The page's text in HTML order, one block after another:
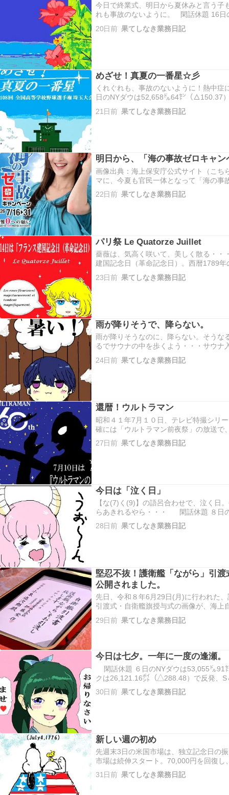
今日で終業式、明日から夏休みと言う子
れも事故のないように。 閑話休題 16日
(▲105.67）、ナスダックは25,881.94
7,533.77(▲38.63）で、三指標揃って…
20日前 果てしなき業務日記
めざせ！真夏の一番星☆彡
くれぐれも、事故のないように！熱中
日のNYダウは52,658㌦64㌣（△150.37
（△162.21）、S＆P500は7,572.40（
日の日本市場は大きく下落…
21日前 果てしなき業務日記
明日から、「海の事故ゼロキャ
画像出典：海上保安庁公式サイト（こち
マに、今夏も官民一体となって「海の事
16日より31日まで実施されます。（１
コミュニケーションの促進衝突事故を防
22日前 果てしなき業務日記
パリ祭 Le Quatorze Juillet
薔薇は、気高く咲いて、美しく散る・
建国記念日（革命記念日）。西暦1789
事件が発生。フランス革命の口火を切
て知られる。パリサイ派ではない。 閑
23日前 果てしなき業務日記
雨が降りそうで、降らない。
雨が降りそうなのに、降らない。そうな
るでサウナの中を歩くよう・・・サウナ
ホホホ。 閑話休題 先週末１０日の
で続伸、ナスダックは26,281.60㌽（
24日前 果てしなき業務日記
還暦！ウルトラマン
昭和４１年7月１０日、テレビ特撮シリ
確には「ウルトラマン前夜祭」の放送で
翌週７月１７日に放映された。本来は
最終回「開けてくれ」が放送される予定
27日前 果てしなき業務日記
今日は「泣く日」
【な(7)く(9)】の語呂合わせで、泣く日
らあきれるやら・・・ 閑話休題 ８日
(▲576.76）で続落、ナスダックは
P500は7,482.71(▲21.14）…
28日前 果てしなき業務日記
堅忍不抜！護衛艦「ながら」引
公開されました。
先日、令和８年6月29日(月)に行われた
引渡式・自衛艦旗授与式の画像が、海上
出典：海上自衛隊オフィシャルサイト（
https://www.youtube.com/
29日前 果てしなき業務日記
今日は七夕。一年に一度の逢瀬。
閑話休題 ６日のNYダウは53,055㌦91
クは26,121.16㌽（△288.48）で反発、
続伸。NYダウは、ついに53,000㌦の大
続落。日経平均終値…
30日前 果てしなき業務日記
新しい週の初め
先週末3日の米国市場は、独立記念日の
市場は続伸スタート。70,000円を回復
後は上げ渋る展開。次第に下落に転じ
69,737円69銭(▲6.38）で、わずかに反
31日前 果てしなき業務日記